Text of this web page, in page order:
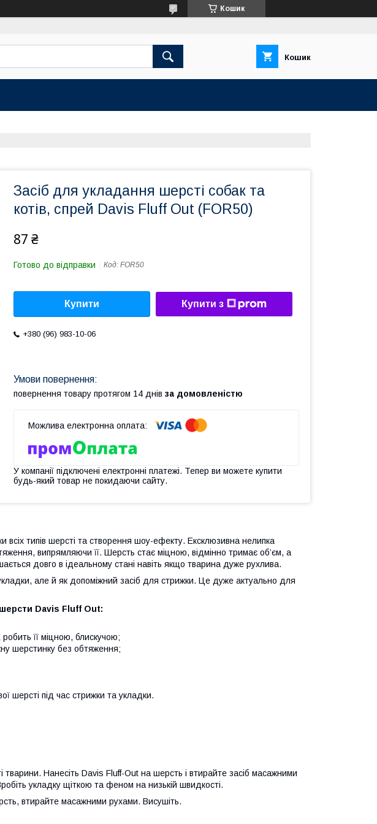
Кошик
Кошик
Засіб для укладання шерсті собак та
котів, спрей Davis Fluff Out (FOR50)
87 ₴
Готово до відправки Код: FOR50
Купити Купити з
+380 (96) 983-10-06
повернення товару протягом 14 днів за домовленістю
У компанії підключені електронні платежі. Тепер ви можете купити
будь-який товар не покидаючи сайту.
всіх типів шерсті та створення шоу-ефекту. Ексклюзивна нелипка
випрямляючи її. Шерсть стає міцною, відмінно тримає об’єм, а
довго в ідеальному стані навіть якщо тварина дуже рухлива.
але й як допоміжний засіб для стрижки. Це дуже актуально для
Davis Fluff Out:
її міцною, блискучою;
шерстинку без обтяження;
шерсті під час стрижки та укладки.
тварини. Нанесіть Davis Fluff-Out на шерсть і втирайте засіб масажними
укладку щіткою та феном на низькій швидкості.
втирайте масажними рухами. Висушіть.